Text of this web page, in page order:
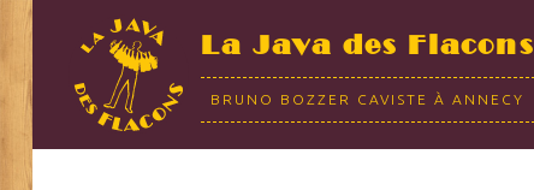
La Java des Flacons
BRUNO BOZZER CAVISTE À ANNECY